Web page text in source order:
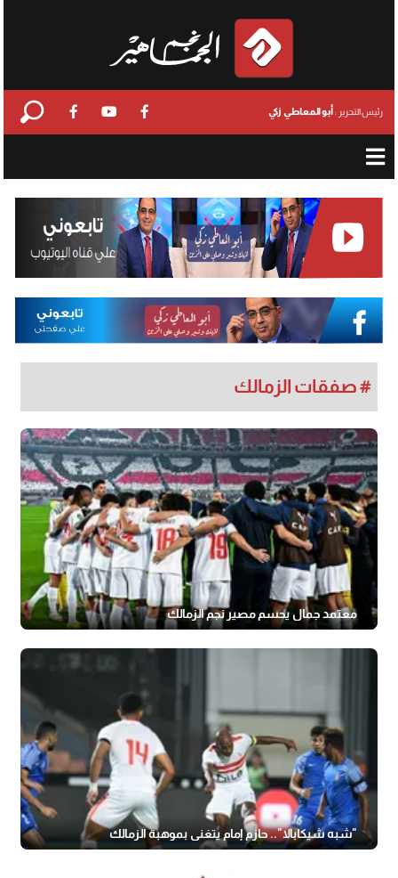
رئيس التحرير : أبو المعاطي زكي
# صفقات الزمالك
معتمد جمال يحسم مصير نجم الزمالك
"شبه شيكابالا".. حازم إمام يتغنى بموهبة الزمالك